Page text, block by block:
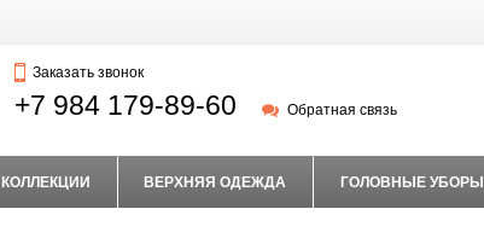
Заказать звонок
+7 984 179-89-60 Обратная связь
КОЛЛЕКЦИИ ВЕРХНЯЯ ОДЕЖДА ГОЛОВНЫЕ УБОРЫ